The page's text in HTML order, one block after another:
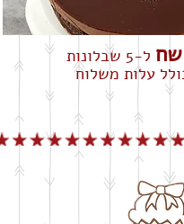
ל-5 שבלונות
עלות משלוח